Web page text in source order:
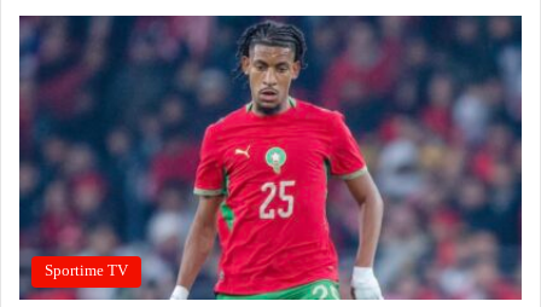
Sportime TV